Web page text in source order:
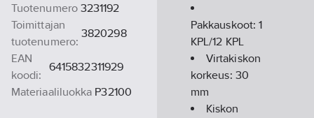
Tuotenumero 3231192
Toimittajan
tuotenumero:
3820298
EAN
koodi:
6415832311929
Materiaaliluokka P32100
Pakkauskoot:1
KPL/12 KPL
Virtakiskon
korkeus: 30
mm
Kiskon